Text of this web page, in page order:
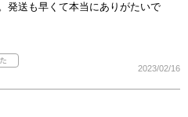
発送も早くて本当にありがたいで
2023/02/16